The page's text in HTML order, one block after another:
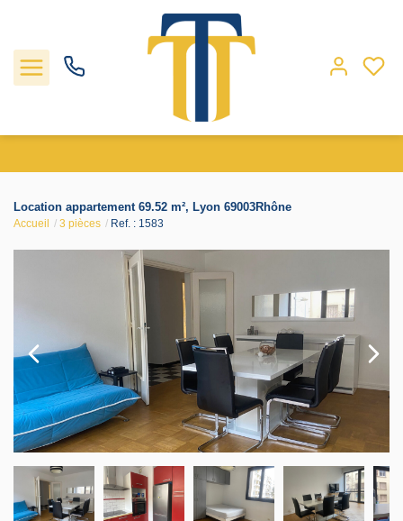
Nos agences
Estimation
Contact
Accès clients
Location appartement 69.52 m², Lyon 69003Rhône
Accueil 3 pièces Ref. : 1583